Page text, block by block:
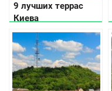
9 лучших террас
Киева